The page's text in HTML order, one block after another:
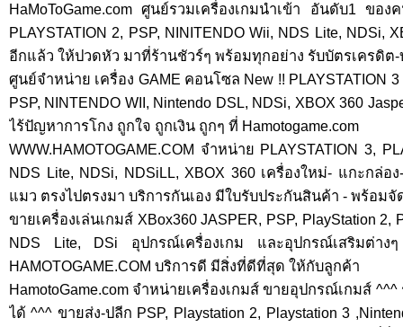
HaMoToGame.com ศูนย์รวมเครื่องเกมนำเข้า อันดับ1 ขอ
PLAYSTATION 2, PSP, NINITENDO Wii, NDS Lite, NDSi,
อีกแล้ว ให้ปวดหัว มาที่ร้านชัวร์ๆ พร้อมทุกอย่าง รับบัตรเครดิต
ศูนย์จำหน่าย เครื่อง GAME คอนโซล New !! PLAYSTATION 3
PSP, NINTENDO WII, Nintendo DSL, NDSi, XBOX 360
ไร้ปัญหาการโกง ถูกใจ ถูกเงิน ถูกๆ ที่ Hamotogame.com
WWW.HAMOTOGAME.COM จำหน่าย PLAYSTATION 3,
NDS Lite, NDSi, NDSiLL, XBOX 360 เครื่องใหม่- แกะกล่
แมว ตรงไปตรงมา บริการกันเอง มีใบรับประกันสินค้า - พร้อมจั
ขายเครื่องเล่นเกมส์ XBox360 JASPER, PSP, PlayStation 2,
NDS Lite, DSi อุปกรณ์เครื่องเกม และอุปกรณ์เสริมต่าง
HAMOTOGAME.COM บริการดี มีสิ่งที่ดีที่สุด ให้กับลูกค้า
HamotoGame.com จำหน่ายเครื่องเกมส์ ขายอุปกรณ์เกมส์
ได้ ^^^ ขายส่ง-ปลีก PSP, Playstation 2, Playstation 3